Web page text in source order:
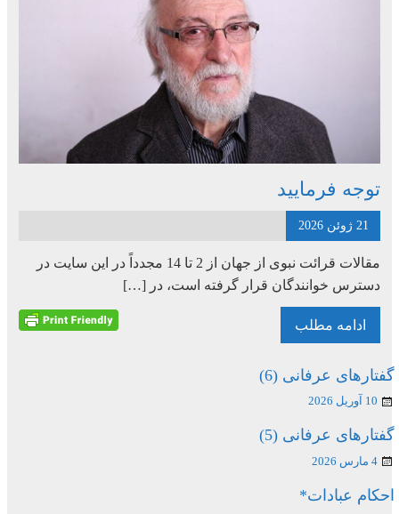
توجه فرمایید
21 ژوئن 2026
مقالات قرائت نبوی از جهان از 2 تا 14 مجدداً در این سایت در
دسترس خوانندگان قرار گرفته است، در […]
ادامه مطلب
گفتارهای عرفانی (6)
10 آوریل 2026
گفتارهای عرفانی (5)
4 مارس 2026
احکام عبادات*